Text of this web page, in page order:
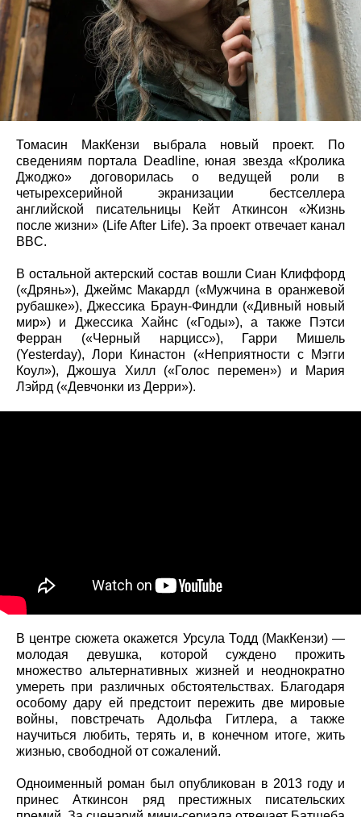
Томасин МакКензи выбрала новый проект. По
сведениям портала Deadline, юная звезда «Кролика
Джоджо» договорилась о ведущей роли в
четырехсерийной экранизации бестселлера
английской писательницы Кейт Аткинсон «Жизнь
после жизни» (Life After Life). За проект отвечает канал
BBC.
В остальной актерский состав вошли Сиан Клиффорд
(«Дрянь»), Джеймс Макардл («Мужчина в оранжевой
рубашке»), Джессика Браун-Финдли («Дивный новый
мир») и Джессика Хайнс («Годы»), а также Пэтси
Ферран («Черный нарцисс»), Гарри Мишель
(Yesterday), Лори Кинастон («Неприятности с Мэгги
Коул»), Джошуа Хилл («Голос перемен») и Мария
Лэйрд («Девчонки из Дерри»).
В центре сюжета окажется Урсула Тодд (МакКензи) —
молодая девушка, которой суждено прожить
множество альтернативных жизней и неоднократно
умереть при различных обстоятельствах. Благодаря
особому дару ей предстоит пережить две мировые
войны, повстречать Адольфа Гитлера, а также
научиться любить, терять и, в конечном итоге, жить
жизнью, свободной от сожалений.
Одноименный роман был опубликован в 2013 году и
принес Аткинсон ряд престижных писательских